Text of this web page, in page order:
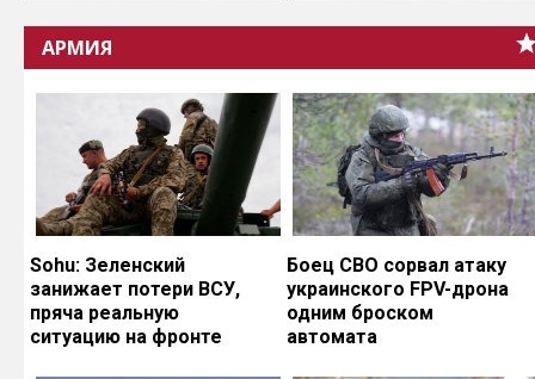
АРМИЯ
Sohu: Зеленский
занижает потери ВСУ,
пряча реальную
ситуацию на фронте
Боец СВО сорвал атаку
украинского FPV-дрона
одним броском
автомата